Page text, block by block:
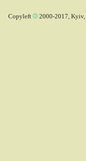
Copyleft 2000-2017, Kyiv,